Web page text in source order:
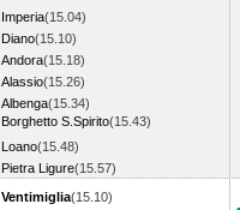
Imperia(15.04)
Diano(15.10)
Andora(15.18)
Alassio(15.26)
Albenga(15.34)
Borghetto S.Spirito(15.43)
Loano(15.48)
Pietra Ligure(15.57)
Ventimiglia(15.10)